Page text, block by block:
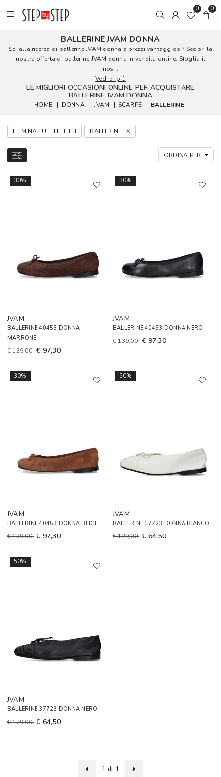
0 0
BALLERINE JVAM DONNA
Sei alla ricerca di ballerine JVAM donna a prezzi vantaggiosi? Scopri la
nostra offerta di ballerine JVAM donna in vendita online. Sfoglia il
nos...
Vedi di più
LE MIGLIORI OCCASIONI ONLINE PER ACQUISTARE
BALLERINE JVAM DONNA
HOME | DONNA | JVAM | SCARPE | BALLERINE
ELIMINA TUTTI I FILTRI BALLERINE
30%
JVAM
BALLERINE 40453 DONNA
MARRONE
€ 139,00 € 97,30
30%
JVAM
BALLERINE 40453 DONNA NERO
€ 139,00 € 97,30
30%
JVAM
BALLERINE 40453 DONNA BEIGE
€ 139,00 € 97,30
50%
JVAM
BALLERINE 37723 DONNA BIANCO
€ 129,00 € 64,50
50%
JVAM
BALLERINE 37723 DONNA NERO
€ 129,00 € 64,50
1 di 1